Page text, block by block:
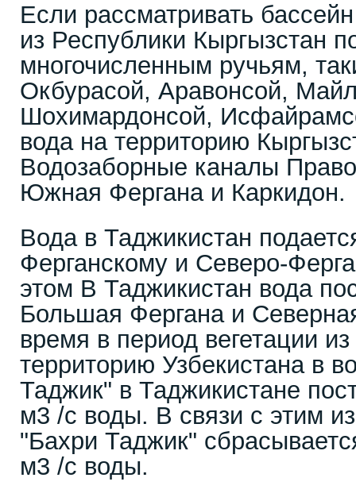
Если рассматривать
из Республики Кыргызстан
многочисленным ручьям,
Окбурасой, Аравонсой,
Шохимардонсой,
вода на территорию
Водозаборные каналы
Южная Фергана и Каркидон.
Вода в Таджикистан
Ферганскому и Северо-
этом В Таджикистан вода
Большая Фергана и
время в период вегетации
территорию Узбекистана в
Таджик" в Таджикистане
м3 /с воды. В связи с этим
"Бахри Таджик"
м3 /с воды.